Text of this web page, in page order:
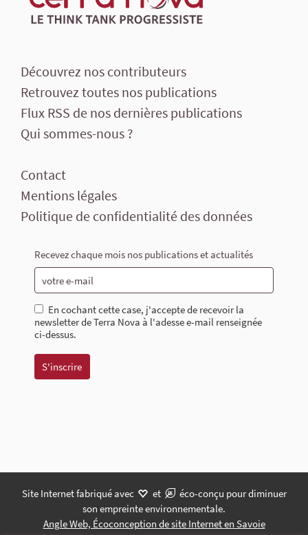
Découvrez nos contributeurs
Retrouvez toutes nos publications
Flux RSS de nos dernières publications
Qui sommes-nous ?
Contact
Mentions légales
Politique de confidentialité des données
Recevez chaque mois nos publications et actualités
En cochant cette case, j'accepte de recevoir la
newsletter de Terra Nova à l'adesse e-mail renseignée
ci-dessus.
Site Internet fabriqué avec et
éco-conçu pour diminuer
son empreinte environnementale.
Angle Web, Écoconception de site Internet en Savoie